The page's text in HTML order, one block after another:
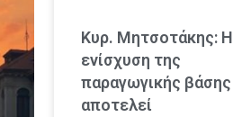
Κυρ. Μητσοτάκης: Η
ενίσχυση της
παραγωγικής βάσης
αποτελεί